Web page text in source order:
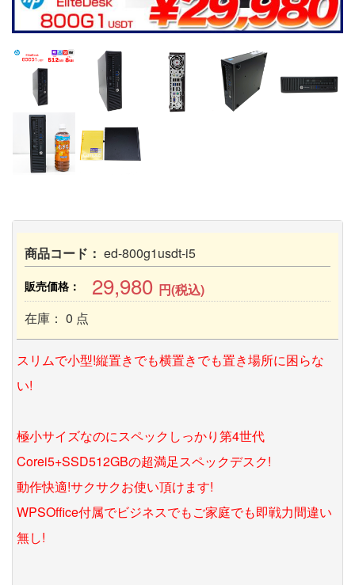
商品コード： ed-800g1usdt-i5
販売価格： 29,980 円(税込)
在庫： 0 点
スリムで小型!縦置きでも横置きでも置き場所に困らな
い!
極小サイズなのにスペックしっかり第4世代
Corei5+SSD512GBの超満足スペックデスク!
動作快適!サクサクお使い頂けます!
WPSOffice付属でビジネスでもご家庭でも即戦力間違い
無し!